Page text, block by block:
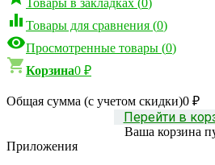
 Товары для сравнения (0)
Просмотренные товары (0)
Корзина0 ₽
Общая сумма (с учетом скидки)0 ₽
Перейти в
Ваша корзина
Приложения